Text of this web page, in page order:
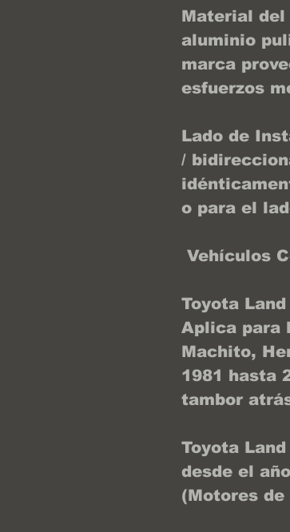
Material del
aluminio
marca
esfuerzos
Lado de
/
o para el
Vehículos
Toyota
Aplica para
Machito,
1981 hasta
tambor
Toyota
desde el
(Motores